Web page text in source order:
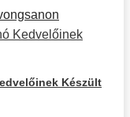
Készült